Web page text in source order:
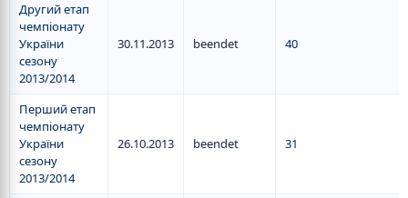
Другий етап
чемпіонату
України
сезону
2013/2014
30.11.2013 beendet 40
Перший етап
чемпіонату
України
сезону
2013/2014
26.10.2013 beendet 31